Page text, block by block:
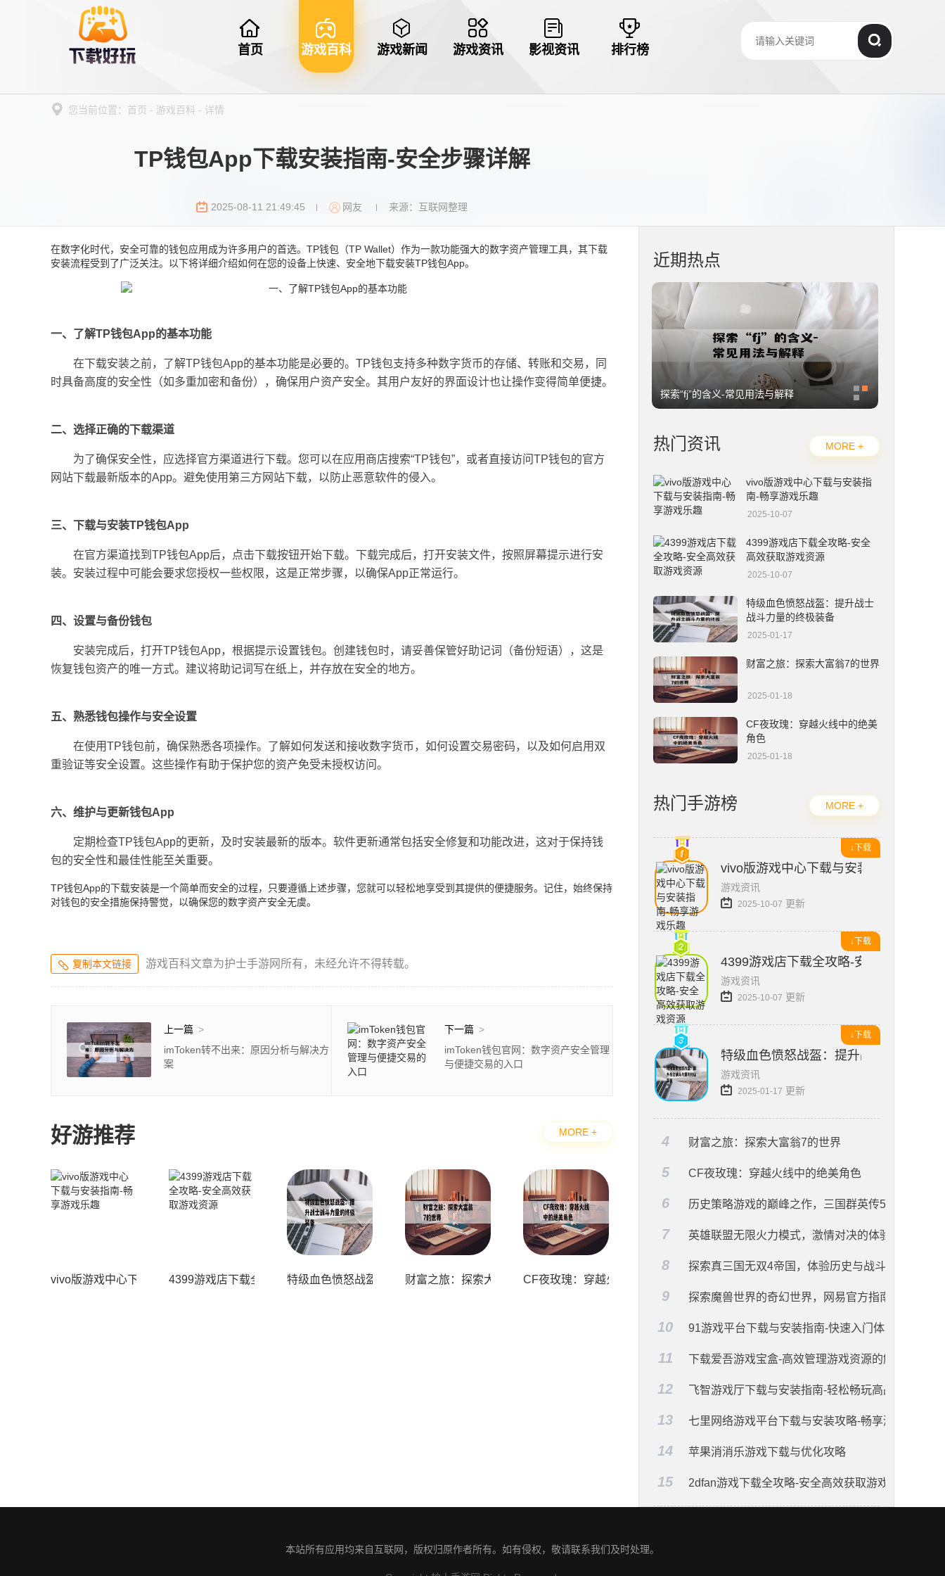
首页 游戏百科 游戏新闻 游戏资讯 影视资讯 排行榜
您当前位置： 首页 - 游戏百科 - 详情
TP钱包App下载安装指南-安全步骤详解
2025-08-11 21:49:45 | 网友 | 来源：互联网整理
在数字化时代，安全可靠的钱包应用成为许多用户的首选。TP钱包（TP Wallet）作为一款功能强大的数字资产管理工具，其下载
安装流程受到了广泛关注。以下将详细介绍如何在您的设备上快速、安全地下载安装TP钱包App。
一、了解TP钱包App的基本功能
在下载安装之前，了解TP钱包App的基本功能是必要的。TP钱包支持多种数字货币的存储、转账和交易，同
时具备高度的安全性（如多重加密和备份），确保用户资产安全。其用户友好的界面设计也让操作变得简单便捷。
二、选择正确的下载渠道
为了确保安全性，应选择官方渠道进行下载。您可以在应用商店搜索“TP钱包”，或者直接访问TP钱包的官方
网站下载最新版本的App。避免使用第三方网站下载，以防止恶意软件的侵入。
三、下载与安装TP钱包App
在官方渠道找到TP钱包App后，点击下载按钮开始下载。下载完成后，打开安装文件，按照屏幕提示进行安
装。安装过程中可能会要求您授权一些权限，这是正常步骤，以确保App正常运行。
四、设置与备份钱包
安装完成后，打开TP钱包App，根据提示设置钱包。创建钱包时，请妥善保管好助记词（备份短语），这是
恢复钱包资产的唯一方式。建议将助记词写在纸上，并存放在安全的地方。
五、熟悉钱包操作与安全设置
在使用TP钱包前，确保熟悉各项操作。了解如何发送和接收数字货币，如何设置交易密码，以及如何启用双
重验证等安全设置。这些操作有助于保护您的资产免受未授权访问。
六、维护与更新钱包App
定期检查TP钱包App的更新，及时安装最新的版本。软件更新通常包括安全修复和功能改进，这对于保持钱
包的安全性和最佳性能至关重要。
TP钱包App的下载安装是一个简单而安全的过程，只要遵循上述步骤，您就可以轻松地享受到其提供的便捷服务。记住，始终保持
对钱包的安全措施保持警觉，以确保您的数字资产安全无虞。
复制本文链接 游戏百科文章为护士手游网所有，未经允许不得转载。
上一篇 >
imToken转不出来：原因分析与解决方
案
下一篇 >
imToken钱包官网：数字资产安全管理
与便捷交易的入口
好游推荐 MORE +
vivo版游戏中心下载与安装指南-畅享游戏乐趣4399游戏店下载全攻略-安全高效获取游戏资源特级血色愤怒战盔：提升战士战斗力量的终极装备
财富之旅：探索大富翁7的世界CF夜玫瑰：穿越火线中的绝美角色
近期热点
探索“fj”的含义-常见用法与解释
热门资讯 MORE +
vivo版游戏中心下载与安装指
南-畅享游戏乐趣
2025-10-07
4399游戏店下载全攻略-安全
高效获取游戏资源
2025-10-07
特级血色愤怒战盔：提升战士
战斗力量的终极装备
2025-01-17
财富之旅：探索大富翁7的世界
2025-01-18
CF夜玫瑰：穿越火线中的绝美
角色
2025-01-18
热门手游榜 MORE +
↓下载
vivo版游戏中心下载与安装指南-畅享游
游戏资讯
2025-10-07 更新
↓下载
4399游戏店下载全攻略-安全高效获取
游戏资讯
2025-10-07 更新
↓下载
特级血色愤怒战盔：提升战士战斗力量
游戏资讯
2025-01-17 更新
4 财富之旅：探索大富翁7的世界
5 CF夜玫瑰：穿越火线中的绝美角色
6 历史策略游戏的巅峰之作，三国群英传5
7 英雄联盟无限火力模式，激情对决的体验
8 探索真三国无双4帝国，体验历史与战斗的融合
9 探索魔兽世界的奇幻世界，网易官方指南
10 91游戏平台下载与安装指南-快速入门体验
11 下载爱吾游戏宝盒-高效管理游戏资源的解决方案
12 飞智游戏厅下载与安装指南-轻松畅玩高品质游戏
13 七里网络游戏平台下载与安装攻略-畅享游戏无限乐
14 苹果消消乐游戏下载与优化攻略
15 2dfan游戏下载全攻略-安全高效获取游戏资源
本站所有应用均来自互联网，版权归原作者所有。如有侵权，敬请联系我们及时处理。